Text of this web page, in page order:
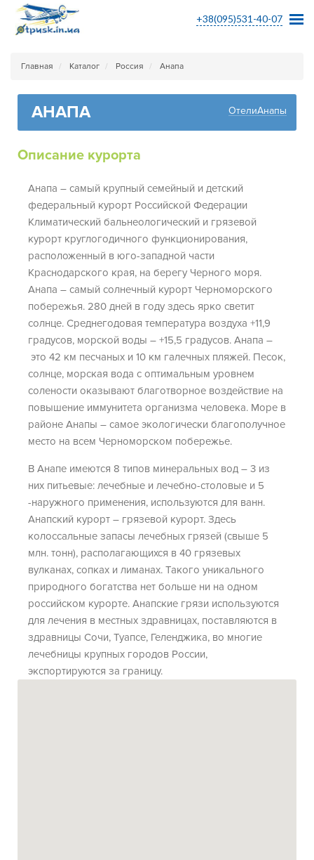
+38(095)531-40-07
Главная Каталог Россия Анапа
АНАПА ОтелиАнапы
Описание курорта
Анапа – самый крупный семейный и детский
федеральный курорт Российской Федерации
Климатический бальнеологический и грязевой
курорт круглогодичного функционирования,
расположенный в юго-западной части
Краснодарского края, на берегу Черного моря.
Анапа – самый солнечный курорт Черноморского
побережья. 280 дней в году здесь ярко светит
солнце. Среднегодовая температура воздуха +11,9
градусов, морской воды – +15,5 градусов. Анапа –
это 42 км песчаных и 10 км галечных пляжей. Песок,
солнце, морская вода с оптимальным уровнем
солености оказывают благотворное воздействие на
повышение иммунитета организма человека. Море в
районе Анапы – самое экологически благополучное
место на всем Черноморском побережье.
В Анапе имеются 8 типов минеральных вод – 3 из
них питьевые: лечебные и лечебно-столовые и 5
-наружного применения, используются для ванн.
Анапский курорт – грязевой курорт. Здесь
колоссальные запасы лечебных грязей (свыше 5
млн. тонн), располагающихся в 40 грязевых
вулканах, сопках и лиманах. Такого уникального
природного богатства нет больше ни на одном
российском курорте. Анапские грязи используются
для лечения в местных здравницах, поставляются в
здравницы Сочи, Туапсе, Геленджика, во многие
лечебницы крупных городов России,
экспортируются за границу.